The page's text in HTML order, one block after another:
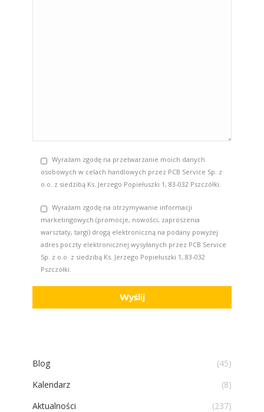
Wyrażam zgodę na przetwarzanie moich danych
osobowych w celach handlowych przez PCB Service Sp. z
o.o. z siedzibą Ks. Jerzego Popiełuszki 1, 83-032 Pszczółki.
Wyrażam zgodę na otrzymywanie informacji
marketingowych (promocje, nowości, zaproszenia
warsztaty, targi) drogą elektroniczną na podany powyżej
adres poczty elektronicznej wysyłanych przez PCB Service
Sp. z o.o. z siedzibą Ks. Jerzego Popiełuszki 1, 83-032
Pszczółki.
Blog
(45)
Kalendarz
(8)
Aktualności
(237)